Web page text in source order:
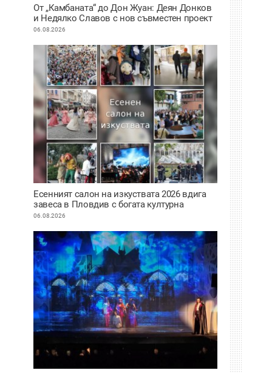
От „Камбаната“ до Дон Жуан: Деян Донков
и Недялко Славов с нов съвместен проект
в Пловдив
06.08.2026
Есенният салон на изкуствата 2026 вдига
завеса в Пловдив с богата културна
програма
06.08.2026